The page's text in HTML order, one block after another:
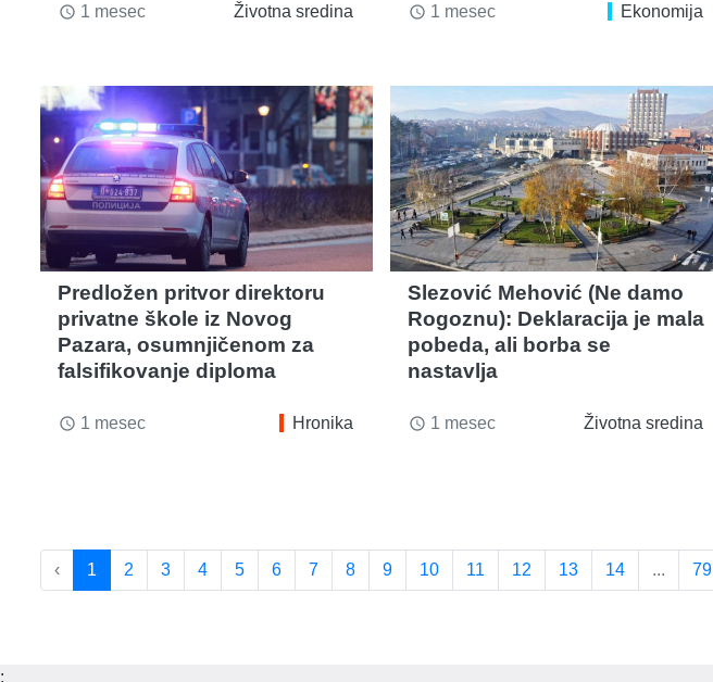
access_time 1 mesec Životna sredina access_time 1 mesec Ekonomija
Predložen pritvor direktoru
privatne škole iz Novog
Pazara, osumnjičenom za
falsifikovanje diploma
access_time 1 mesec Hronika
Slezović Mehović (Ne damo
Rogoznu): Deklaracija je mala
pobeda, ali borba se
nastavlja
access_time 1 mesec Životna sredina
‹ 1 2 3 4 5 6 7 8 9 10 11 12 13 14 ... 79
;